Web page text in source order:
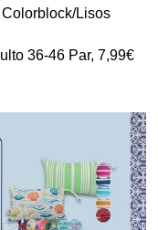
Lisos
36-46 Par, 7,99€